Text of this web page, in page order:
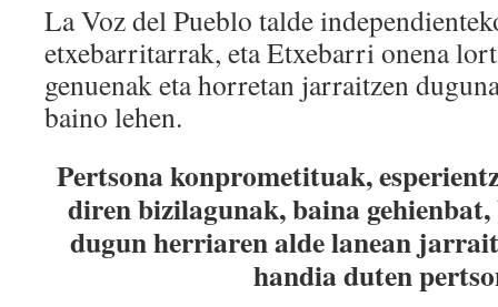
La Voz del Pueblo talde
etxebarritarrak, eta Etxebarri onena
genuenak eta horretan jarraitzen
baino lehen.
Pertsona konprometituak,
diren bizilagunak, baina
dugun herriaren alde lanean
handia duten